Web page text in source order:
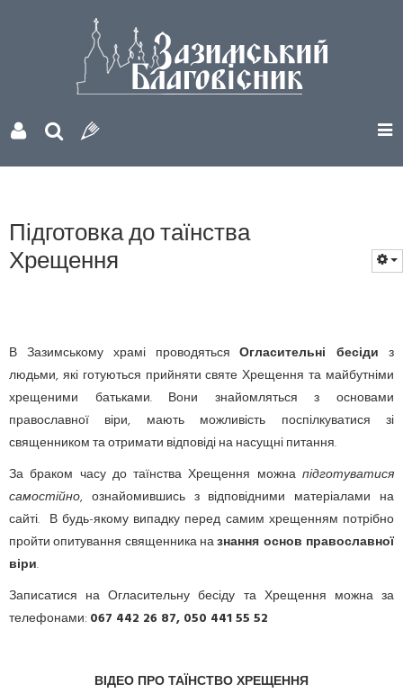
Підготовка до таїнства
Хрещення
В Зазимському храмі проводятьсяОгласительні бесіди з
людьми, які готуються прийняти святе Хрещення та майбутніми
хрещеними батьками. Вони знайомляться з основами
православної віри, мають можливість поспілкуватися зі
священником та отримати відповіді на насущні питання.
За браком часу до таїнства Хрещення можна підготуватися
самостійно, ознайомившись з відповідними матеріалами на
сайті. В будь-якому випадку перед самим хрещенням потрібно
пройти опитування священника назнання основ православної
віри.
Записатися на Огласительну бесіду та Хрещення можна за
телефонами: 067 442 26 87, 050 441 55 52
ВІДЕО ПРО ТАЇНСТВО ХРЕЩЕННЯ